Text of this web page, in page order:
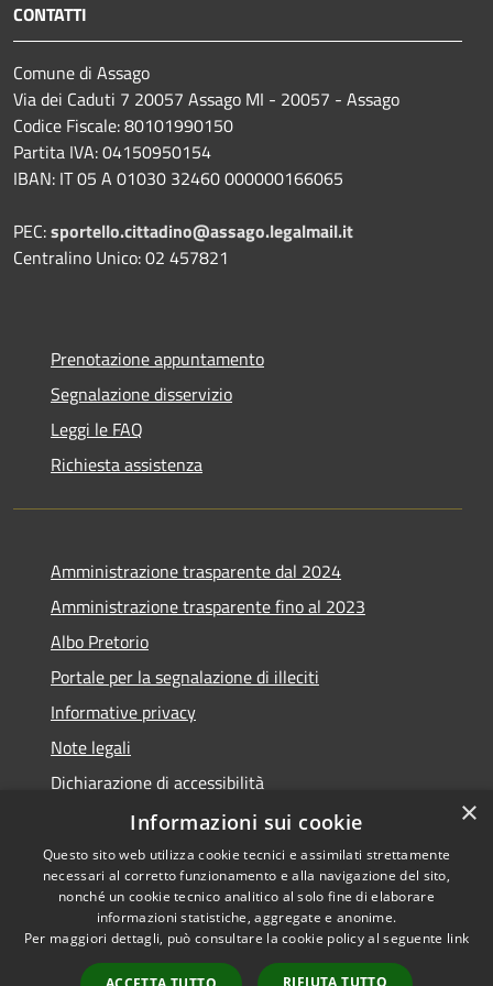
CONTATTI
Comune di Assago
Via dei Caduti 7 20057 Assago MI - 20057 - Assago
Codice Fiscale: 80101990150
Partita IVA: 04150950154
IBAN: IT 05 A 01030 32460 000000166065
PEC:sportello.cittadino@assago.legalmail.it
Centralino Unico: 02 457821
Prenotazione appuntamento
Segnalazione disservizio
Leggi le FAQ
Richiesta assistenza
Amministrazione trasparente dal 2024
Amministrazione trasparente fino al 2023
Albo Pretorio
Portale per la segnalazione di illeciti
Informative privacy
Note legali
Dichiarazione di accessibilità
Segnalazioni di inaccessibilità
RSS
Accessibilità
Copyright © 2026 • Comune di
×
Informazioni sui cookie
Questo sito web utilizza cookie tecnici e assimilati strettamente
necessari al corretto funzionamento e alla navigazione del sito,
nonché un cookie tecnico analitico al solo fine di elaborare
informazioni statistiche, aggregate e anonime.
Per maggiori dettagli, può consultare la cookie policy al seguente link
RIFIUTA TUTTO